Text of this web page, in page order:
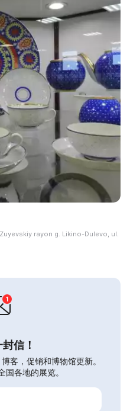
rayon g. Likino-Dulevo, ul.
信！
客，促销和博物馆更新。
国各地的展览。